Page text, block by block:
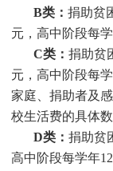
B类： 捐助贫
元，高中阶段每学
C类： 捐助贫
元，高中阶段每
家庭、捐助者及
校生活费的具体
D类： 捐助贫
高中阶段每学年